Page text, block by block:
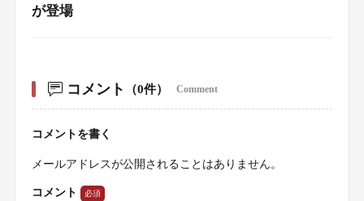
が登場
コメント （0件） Comment
コメントを書く
メールアドレスが公開されることはありません。
コメント